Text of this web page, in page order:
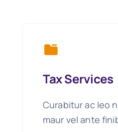
Tax Services
Curabitur ac leo
maur vel ante